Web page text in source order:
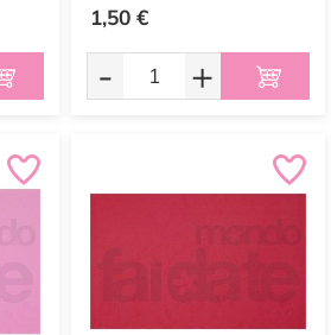
1,50 €
- +